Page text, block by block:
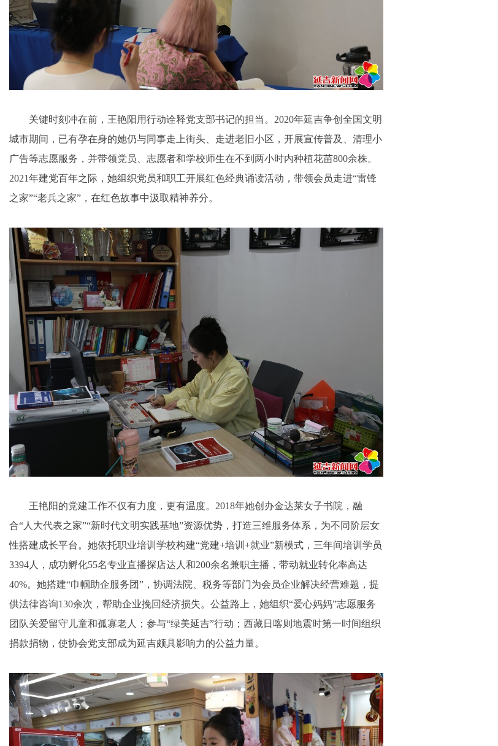
关键时刻冲在前，王艳阳用行动诠释党支部书记的担当。2020年延吉争创全国文明
城市期间，已有孕在身的她仍与同事走上街头、走进老旧小区，开展宣传普及、清理小
广告等志愿服务，并带领党员、志愿者和学校师生在不到两小时内种植花苗800余株。
2021年建党百年之际，她组织党员和职工开展红色经典诵读活动，带领会员走进“雷锋
之家”“老兵之家”，在红色故事中汲取精神养分。
王艳阳的党建工作不仅有力度，更有温度。2018年她创办金达莱女子书院，融
合“人大代表之家”“新时代文明实践基地”资源优势，打造三维服务体系，为不同阶层女
性搭建成长平台。她依托职业培训学校构建“党建+培训+就业”新模式，三年间培训学员
3394人，成功孵化55名专业直播探店达人和200余名兼职主播，带动就业转化率高达
40%。她搭建“巾帼助企服务团”，协调法院、税务等部门为会员企业解决经营难题，提
供法律咨询130余次，帮助企业挽回经济损失。公益路上，她组织“爱心妈妈”志愿服务
团队关爱留守儿童和孤寡老人；参与“绿美延吉”行动；西藏日喀则地震时第一时间组织
捐款捐物，使协会党支部成为延吉颇具影响力的公益力量。